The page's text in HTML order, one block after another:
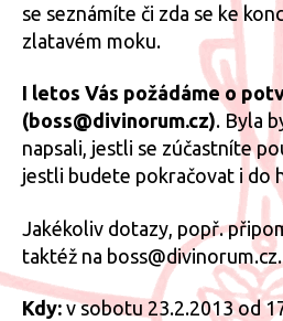
se seznámíte či zda se ke
zlatavém moku.
I letos Vás požádáme o
(boss@divinorum.cz). Byla
napsali, jestli se zúčastníte
jestli budete pokračovat i do
Jakékoliv dotazy, popř.
taktéž na boss@divinorum.cz.
Kdy: v sobotu 23.2.2013 od